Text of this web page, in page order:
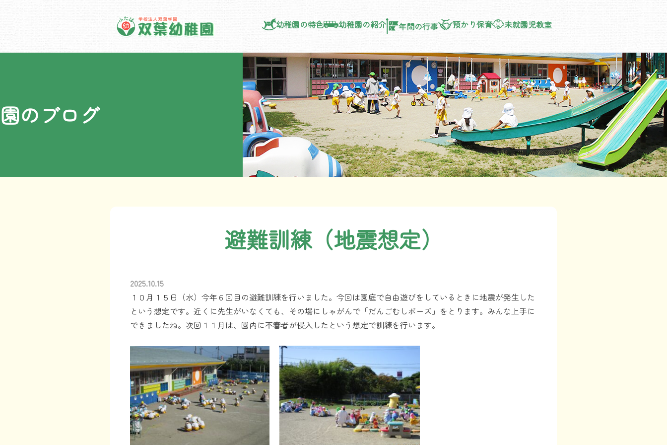
幼稚園の特色 幼稚園の紹介 年間の行事 預かり保育 未就園児教室
園のブログ
避難訓練（地震想定）
2025.10.15
１０月１５日（水）今年６回目の避難訓練を行いました。今回は園庭で自由遊びをしているときに地震が発生した
という想定です。近くに先生がいなくても、その場にしゃがんで「だんごむしポーズ」をとります。みんな上手に
できましたね。次回１１月は、園内に不審者が侵入したという想定で訓練を行います。